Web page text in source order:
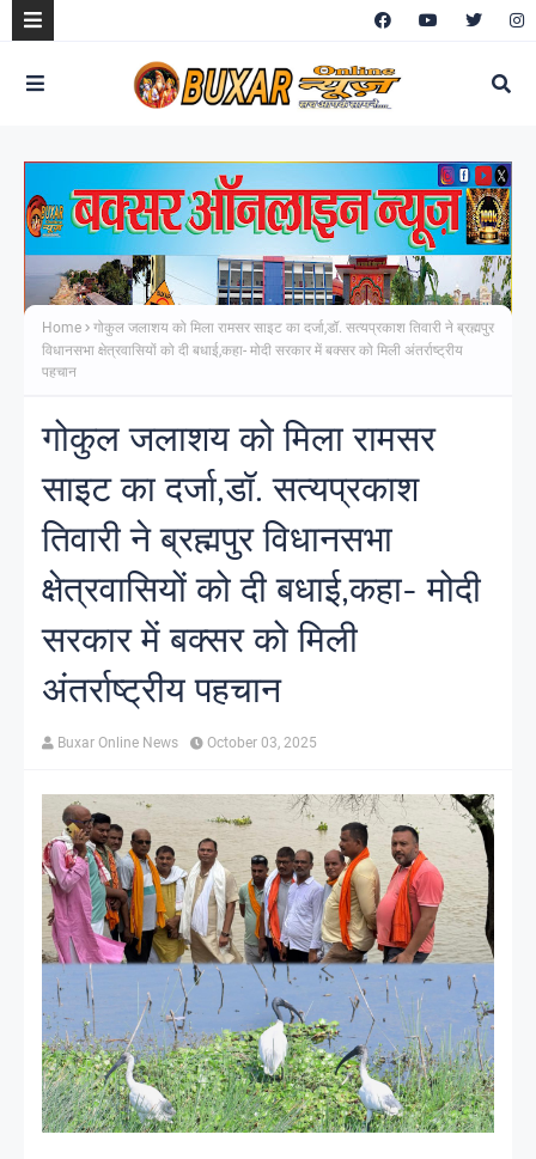
Home
गोकुल जलाशय को मिला रामसर साइट का दर्जा,डॉ. सत्यप्रकाश तिवारी ने ब्रह्मपुर
विधानसभा क्षेत्रवासियों को दी बधाई,कहा- मोदी सरकार में बक्सर को मिली अंतर्राष्ट्रीय
पहचान
गोकुल जलाशय को मिला रामसर
साइट का दर्जा,डॉ. सत्यप्रकाश
तिवारी ने ब्रह्मपुर विधानसभा
क्षेत्रवासियों को दी बधाई,कहा- मोदी
सरकार में बक्सर को मिली
अंतर्राष्ट्रीय पहचान
Buxar Online News October 03, 2025